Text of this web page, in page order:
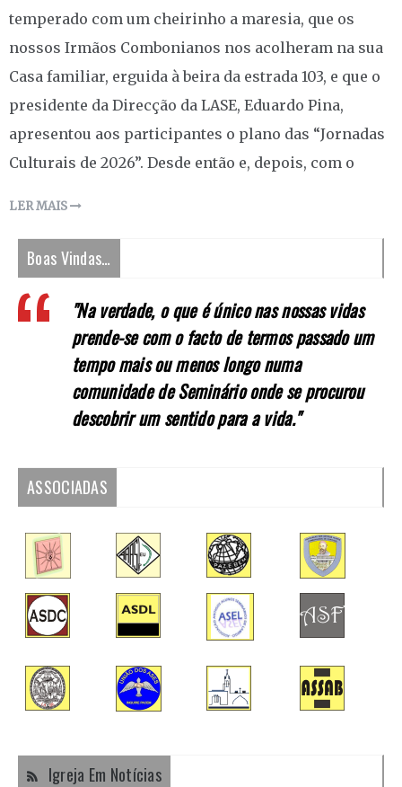
temperado com um cheirinho a maresia, que os
nossos Irmãos Combonianos nos acolheram na sua
Casa familiar, erguida à beira da estrada 103, e que o
presidente da Direcção da LASE, Eduardo Pina,
apresentou aos participantes o plano das “Jornadas
Culturais de 2026”. Desde então e, depois, com o
LER MAIS
Boas Vindas…
"Na verdade, o que é único nas nossas vidas
prende-se com o facto de termos passado um
tempo mais ou menos longo numa
comunidade de Seminário onde se procurou
descobrir um sentido para a vida."
ASSOCIADAS
Igreja Em Notícias